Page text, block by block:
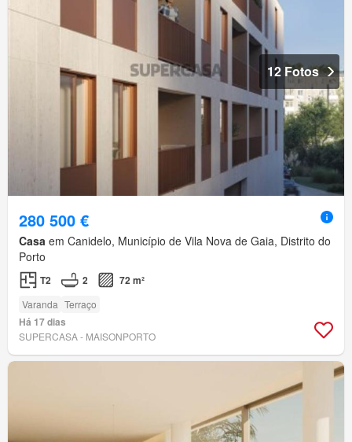
12 Fotos
280 500 €
Casa em Canidelo, Município de Vila Nova de Gaia, Distrito do
Porto
T2 2 72 m²
Varanda Terraço
Há 17 dias
SUPERCASA - MAISONPORTO